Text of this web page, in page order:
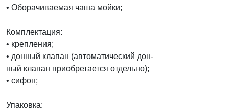
• Оборачиваемая чаша мойки;
Комплектация:
• крепления;
• донный клапан (автоматический дон-
ный клапан приобретается отдельно);
• сифон;
Упаковка: